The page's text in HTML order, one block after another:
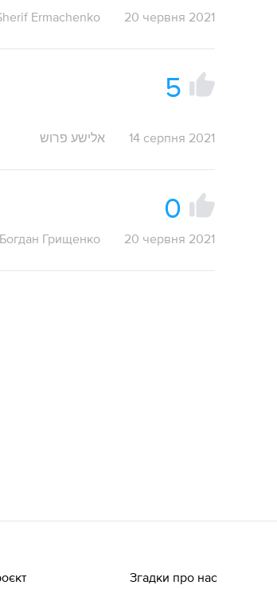
Ermachenko 20 червня 2021
5
אלישע פרוש 14 серпня 2021
0
Богдан Грищенко 20 червня 2021
Згадки про нас